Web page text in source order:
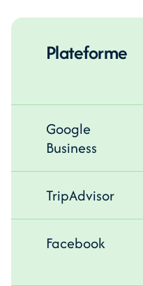
Plateforme
Google
Business
TripAdvisor
Facebook